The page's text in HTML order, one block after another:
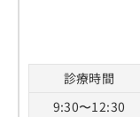
診療時間
9:30〜12:30